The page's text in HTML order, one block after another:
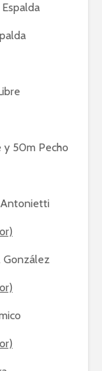
y 50m Pecho
Antonietti
González